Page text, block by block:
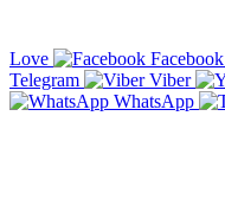
Love
Facebook
Telegram
Viber
WhatsApp